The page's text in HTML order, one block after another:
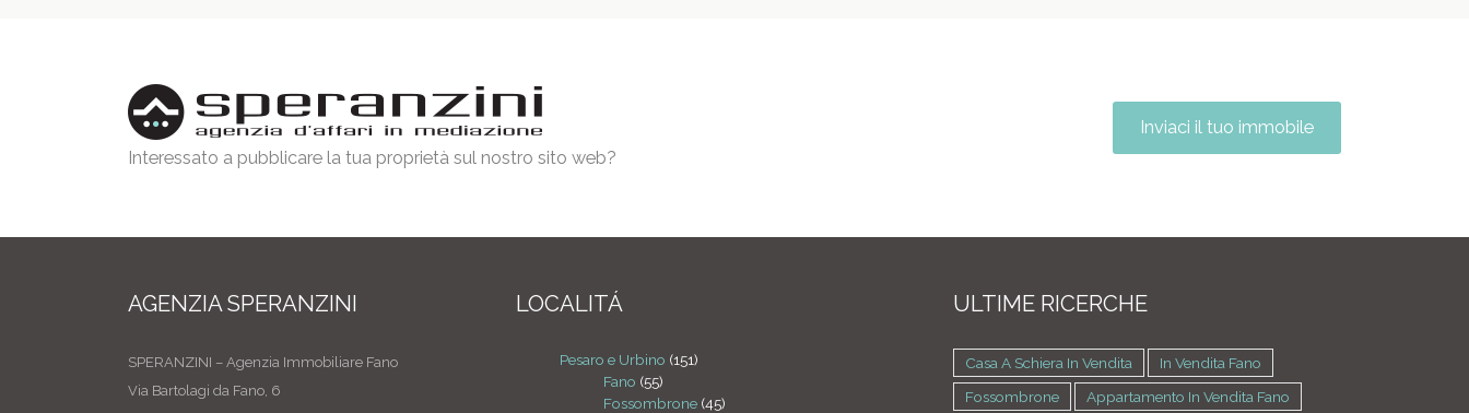
Interessato a pubblicare la tua proprietà sul nostro sito web?
Inviaci il tuo immobile
AGENZIA SPERANZINI
SPERANZINI – Agenzia Immobiliare Fano
Via Bartolagi da Fano, 6
LOCALITÁ
Pesaro e Urbino (151)
Fano (55)
Fossombrone (45)
ULTIME RICERCHE
Casa A Schiera In Vendita
In Vendita Fano
Fossombrone
Appartamento In Vendita Fano